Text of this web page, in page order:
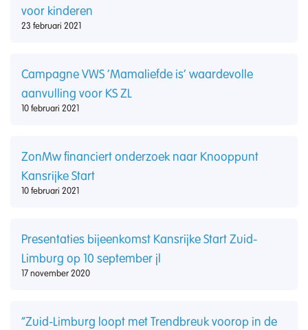
voor kinderen
23 februari 2021
Campagne VWS ‘Mamaliefde is’ waardevolle
aanvulling voor KS ZL
10 februari 2021
ZonMw financiert onderzoek naar Knooppunt
Kansrijke Start
10 februari 2021
Presentaties bijeenkomst Kansrijke Start Zuid-
Limburg op 10 september jl
17 november 2020
“Zuid-Limburg loopt met Trendbreuk voorop in de